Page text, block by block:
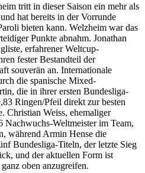
tritt in dieser Saison ein mehr als
hat bereits in der Vorrunde
bieten kann. Welzheim war das
Punkte abnahm. Jonathan
erfahrener Weltcup-
fester Bestandteil der
souverän an. Internationale
die spanische Mixed-
die in ihrer ersten Bundesliga-
Ringen/Pfeil direkt zur besten
Christian Weiss, ehemaliger
Nachwuchs-Weltmeister im Team,
während Armin Hense die
Bundesliga-Titeln, der letzte Sieg
und der aktuellen Form ist
oben anzugreifen.